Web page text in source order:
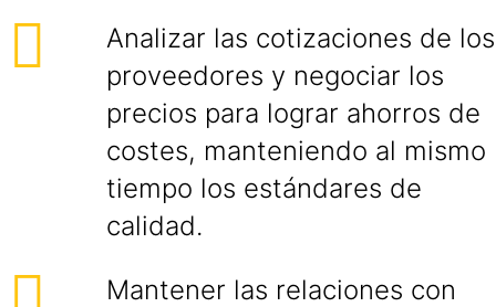
Analizar las cotizaciones de los
proveedores y negociar los
precios para lograr ahorros de
costes, manteniendo al mismo
tiempo los estándares de
calidad.
Mantener las relaciones con